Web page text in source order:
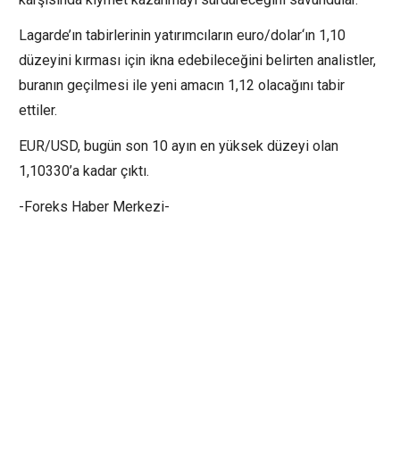
Lagarde’ın tabirlerinin yatırımcıların euro/dolar‘ın 1,10
düzeyini kırması için ikna edebileceğini belirten analistler,
buranın geçilmesi ile yeni amacın 1,12 olacağını tabir
ettiler.
EUR/USD, bugün son 10 ayın en yüksek düzeyi olan
1,10330’a kadar çıktı.
-Foreks Haber Merkezi-